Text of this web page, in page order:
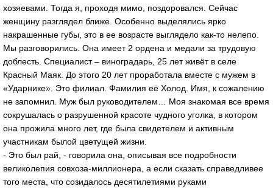
хозяевами. Тогда я, проходя мимо, поздоровался. Сейчас
женщину разглядел ближе. Особенно выделялись ярко
накрашенные губы, это в ее возрасте выглядело как-то нелепо.
Мы разговорились. Она имеет 2 ордена и медали за трудовую
доблесть. Специалист – виноградарь, 25 лет живёт в селе
Красный Маяк. До этого 20 лет проработала вместе с мужем в
«Ударнике». Это филиал. Фамилия её Холод. Имя, к сожалению
не запомнил. Муж был руководителем… Моя знакомая все время
сокрушалась о разрушенной красоте чудного уголка, в котором
она прожила много лет, где была свидетелем и активным
участникам былой цветущей жизни.
- Это был рай, - говорила она, описывая все подробности
великолепия совхоза-миллионера, а если сказать справедливее
того места, что созидалось десятилетиями руками